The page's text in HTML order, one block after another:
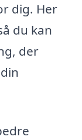
dig. Her
du kan
der